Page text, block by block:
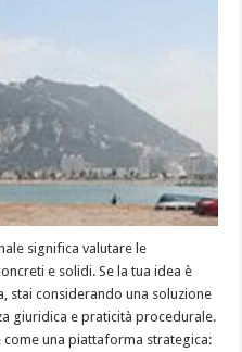
significa valutare le
e solidi. Se la tua idea è
stai considerando una soluzione
giuridica e praticità procedurale.
una piattaforma strategica: